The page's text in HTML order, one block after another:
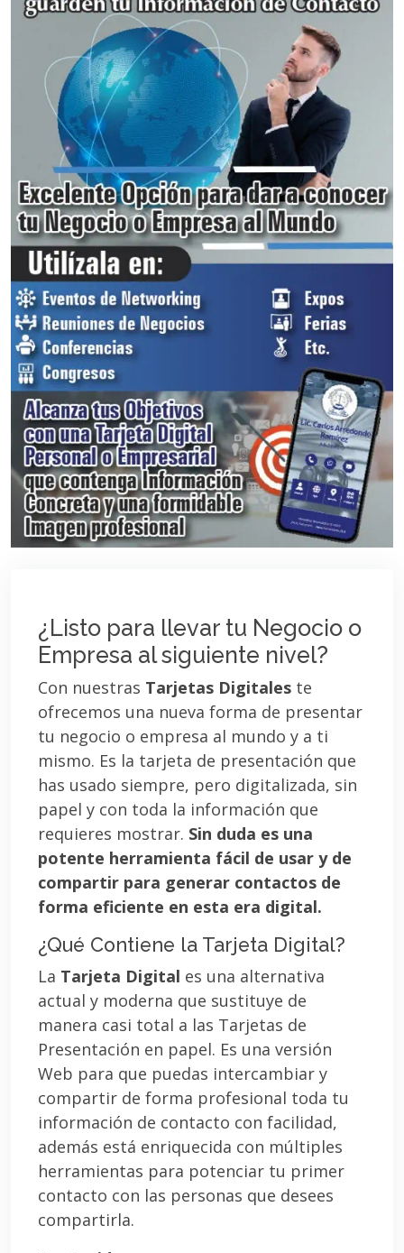
¿Listo para llevar tu Negocio o
Empresa al siguiente nivel?
Con nuestras Tarjetas Digitales te
ofrecemos una nueva forma de presentar
tu negocio o empresa al mundo y a ti
mismo. Es la tarjeta de presentación que
has usado siempre, pero digitalizada, sin
papel y con toda la información que
requieres mostrar. Sin duda es una
potente herramienta fácil de usar y de
compartir para generar contactos de
forma eficiente en esta era digital.
¿Qué Contiene la Tarjeta Digital?
La Tarjeta Digital es una alternativa
actual y moderna que sustituye de
manera casi total a las Tarjetas de
Presentación en papel. Es una versión
Web para que puedas intercambiar y
compartir de forma profesional toda tu
información de contacto con facilidad,
además está enriquecida con múltiples
herramientas para potenciar tu primer
contacto con las personas que desees
compartirla.